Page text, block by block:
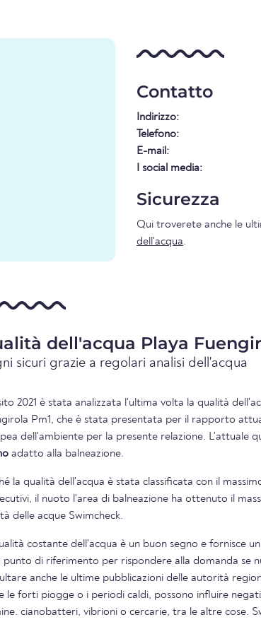
Contatto
Indirizzo:
Telefono:
E-mail:
I social media:
Sicurezza
Qui troverete anche le
dell'acqua.
dell'acqua Playa
sicuri grazie a regolari analisi dell'acqua
2021 è stata analizzata l'ultima volta la qualità
Pm1, che è stata presentata per il rapporto
dell'ambiente per la presente relazione. L'attuale
adatto alla balneazione.
la qualità dell'acqua è stata classificata con il
il nuoto l'area di balneazione ha ottenuto il
delle acque Swimcheck.
costante dell'acqua è un buon segno e fornisce
di riferimento per rispondere alla domanda se
anche le ultime pubblicazioni delle autorità
le forti piogge o i periodi caldi, possono influire
cianobatteri, vibrioni o cercarie, tra le altre cose.